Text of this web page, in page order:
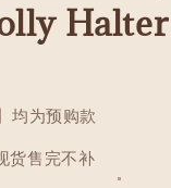
均为预购款
货售完不补